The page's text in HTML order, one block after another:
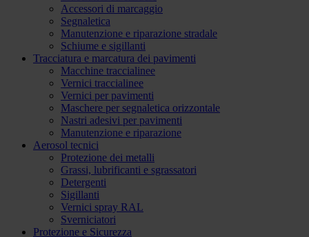
Accessori di marcaggio
Segnaletica
Manutenzione e riparazione stradale
Schiume e sigillanti
Tracciatura e marcatura dei pavimenti
Macchine traccialinee
Vernici traccialinee
Vernici per pavimenti
Maschere per segnaletica orizzontale
Nastri adesivi per pavimenti
Manutenzione e riparazione
Aerosol tecnici
Protezione dei metalli
Grassi, lubrificanti e sgrassatori
Detergenti
Sigillanti
Vernici spray RAL
Sverniciatori
Protezione e Sicurezza